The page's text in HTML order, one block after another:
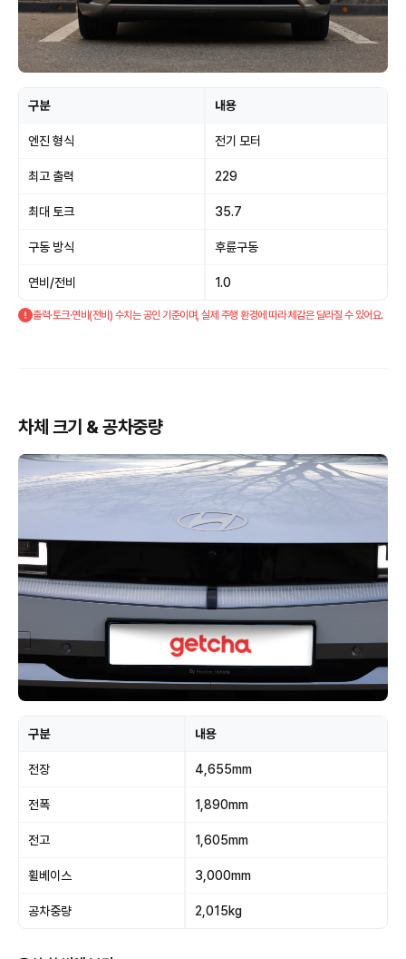
구분 내용
엔진 형식 전기 모터
최고 출력 229
최대 토크 35.7
구동 방식 후륜구동
연비/전비 1.0
출력·토크·연비(전비) 수치는 공인 기준이며, 실제 주행 환경에 따라 체감은 달라질 수 있어요.
차체 크기 & 공차중량
구분 내용
전장 4,655mm
전폭 1,890mm
전고 1,605mm
휠베이스 3,000mm
공차중량 2,015kg